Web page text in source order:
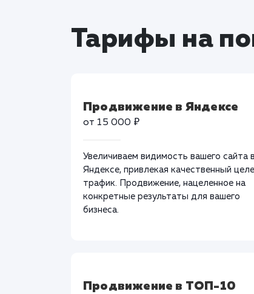
Тарифы на
Продвижение в Яндексе
от 15 000 ₽
Увеличиваем видимость вашего сайта в
Яндексе, привлекая качественный
трафик. Продвижение, нацеленное на
конкретные результаты для вашего
бизнеса.
Продвижение в ТОП-10